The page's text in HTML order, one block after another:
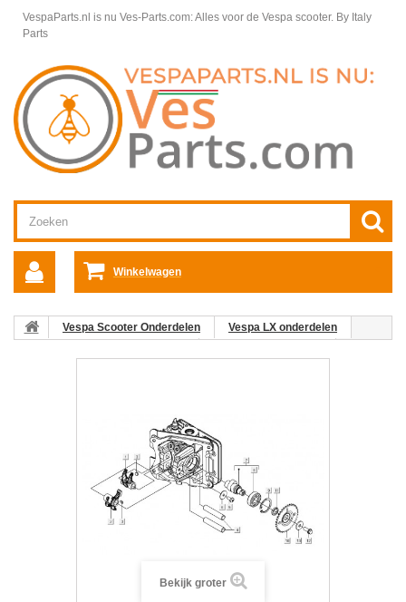
VespaParts.nl is nu Ves-Parts.com: Alles voor de Vespa scooter. By Italy
Parts
Winkelwagen
Vespa Scooter Onderdelen
Vespa LX onderdelen
Bekijk groter